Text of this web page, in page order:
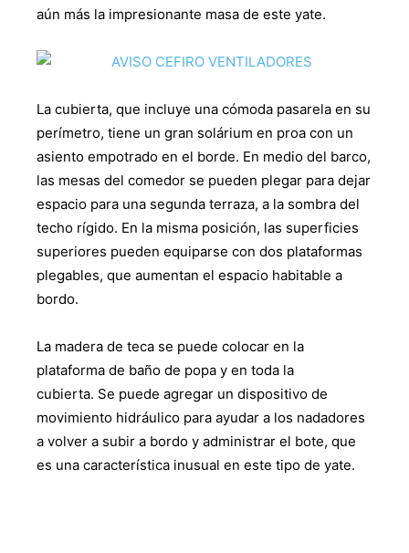
aún más la impresionante masa de este yate.
La cubierta, que incluye una cómoda pasarela en su
perímetro, tiene un gran solárium en proa con un
asiento empotrado en el borde. En medio del barco,
las mesas del comedor se pueden plegar para dejar
espacio para una segunda terraza, a la sombra del
techo rígido. En la misma posición, las superficies
superiores pueden equiparse con dos plataformas
plegables, que aumentan el espacio habitable a
bordo.
La madera de teca se puede colocar en la
plataforma de baño de popa y en toda la
cubierta. Se puede agregar un dispositivo de
movimiento hidráulico para ayudar a los nadadores
a volver a subir a bordo y administrar el bote, que
es una característica inusual en este tipo de yate.